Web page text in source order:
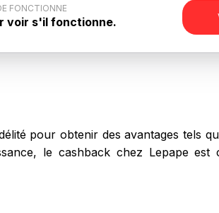
FONCTIONNE
voir s'il fonctionne.
Aussi, il est possible que ce
pour obtenir des avantages tels
le cashback chez Lepape est